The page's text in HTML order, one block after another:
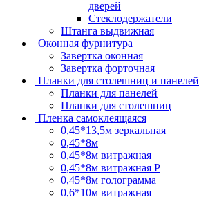
дверей
Стеклодержатели
Штанга выдвижная
Оконная фурнитура
Завертка оконная
Завертка форточная
Планки для столешниц и панелей
Планки для панелей
Планки для столешниц
Пленка самоклеящаяся
0,45*13,5м зеркальная
0,45*8м
0,45*8м витражная
0,45*8м витражная Р
0,45*8м голограмма
0,6*10м витражная